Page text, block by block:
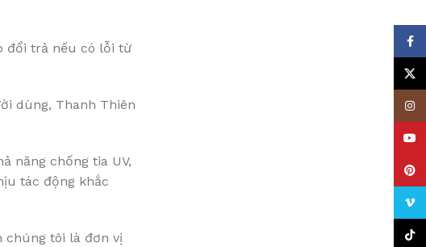
đổi trả nếu có lỗi từ
dùng, Thanh Thiên
năng chống tia UV,
tác động khắc
chúng tôi là đơn vị